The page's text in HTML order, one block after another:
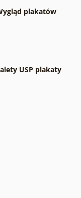
plakatów
USP plakaty